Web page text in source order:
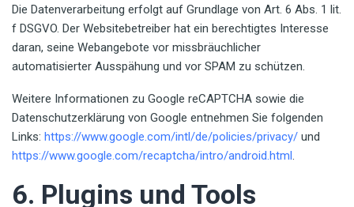
Die Datenverarbeitung erfolgt auf Grundlage von Art. 6 Abs. 1 lit.
f DSGVO. Der Websitebetreiber hat ein berechtigtes Interesse
daran, seine Webangebote vor missbräuchlicher
automatisierter Ausspähung und vor SPAM zu schützen.
Weitere Informationen zu Google reCAPTCHA sowie die
Datenschutzerklärung von Google entnehmen Sie folgenden
Links: https://www.google.com/intl/de/policies/privacy/ und
https://www.google.com/recaptcha/intro/android.html.
6. Plugins und Tools